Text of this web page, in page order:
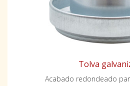
Tolva
Acabado redondeado